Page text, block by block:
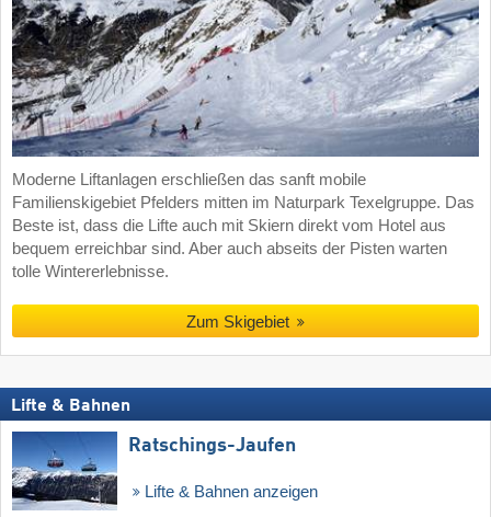
Moderne Liftanlagen erschließen das sanft mobile
Familienskigebiet Pfelders mitten im Naturpark Texelgruppe. Das
Beste ist, dass die Lifte auch mit Skiern direkt vom Hotel aus
bequem erreichbar sind. Aber auch abseits der Pisten warten
tolle Wintererlebnisse.
Zum Skigebiet
Lifte & Bahnen
Ratschings-Jaufen
Lifte & Bahnen anzeigen